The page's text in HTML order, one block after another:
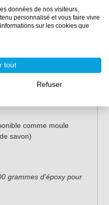
pour fabriquer un
vos souhaits. Par
aspect métallique à
l'ensemble de notre
pigments conviennent
comme moule
savon)
grammes d'époxy pour
données de nos visiteurs,
personnalisé et vous faire vivre
sur les cookies que
tout
Refuser